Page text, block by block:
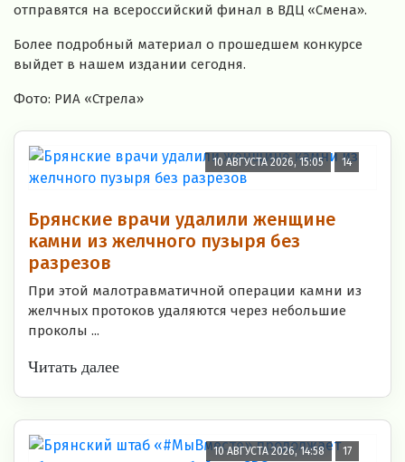
отправятся на всероссийский финал в ВДЦ «Смена».
Более подробный материал о прошедшем конкурсе
выйдет в нашем издании сегодня.
Фото: РИА «Стрела»
10 АВГУСТА 2026, 15:05 14
Брянские врачи удалили женщине
камни из желчного пузыря без
разрезов
При этой малотравматичной операции камни из
желчных протоков удаляются через небольшие
проколы ...
Читать далее
10 АВГУСТА 2026, 14:58 17